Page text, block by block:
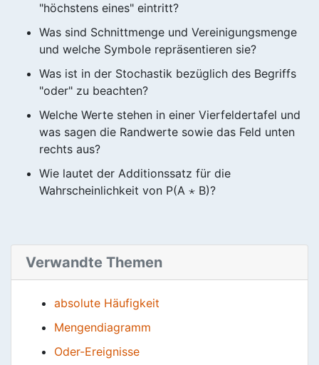
"höchstens eines" eintritt?
Was sind Schnittmenge und Vereinigungsmenge
und welche Symbole repräsentieren sie?
Was ist in der Stochastik bezüglich des Begriffs
"oder" zu beachten?
Welche Werte stehen in einer Vierfeldertafel und
was sagen die Randwerte sowie das Feld unten
rechts aus?
Wie lautet der Additionssatz für die
Wahrscheinlichkeit von P(A ⋆ B)?
Verwandte Themen
absolute Häufigkeit
Mengendiagramm
Oder-Ereignisse